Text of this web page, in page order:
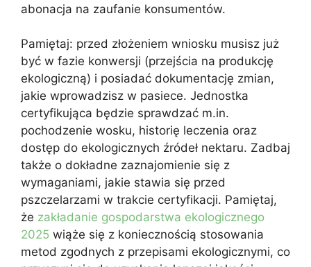
abonacja na zaufanie konsumentów.
Pamiętaj: przed złożeniem wniosku musisz już
być w fazie konwersji (przejścia na produkcję
ekologiczną) i posiadać dokumentację zmian,
jakie wprowadzisz w pasiece. Jednostka
certyfikująca będzie sprawdzać m.in.
pochodzenie wosku, historię leczenia oraz
dostęp do ekologicznych źródeł nektaru. Zadbaj
także o dokładne zaznajomienie się z
wymaganiami, jakie stawia się przed
pszczelarzami w trakcie certyfikacji. Pamiętaj,
że zakładanie gospodarstwa ekologicznego
2025 wiąże się z koniecznością stosowania
metod zgodnych z przepisami ekologicznymi, co